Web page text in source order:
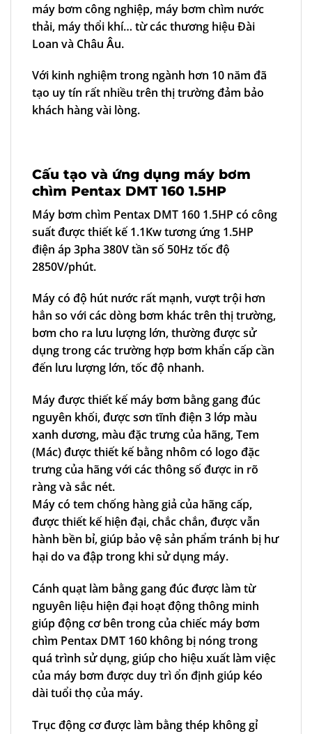
máy bơm công nghiệp, máy bơm chìm nước
thải, máy thổi khí… từ các thương hiệu Đài
Loan và Châu Âu.
Với kinh nghiệm trong ngành hơn 10 năm đã
tạo uy tín rất nhiều trên thị trường đảm bảo
khách hàng vài lòng.
Cấu tạo và ứng dụng máy bơm
chìm Pentax DMT 160 1.5HP
Máy bơm chìm Pentax DMT 160 1.5HP có công
suất được thiết kế 1.1Kw tương ứng 1.5HP
điện áp 3pha 380V tần số 50Hz tốc độ
2850V/phút.
Máy có độ hút nước rất mạnh, vượt trội hơn
hẳn so với các dòng bơm khác trên thị trường,
bơm cho ra lưu lượng lớn, thường được sử
dụng trong các trường hợp bơm khẩn cấp cần
đến lưu lượng lớn, tốc độ nhanh.
Máy được thiết kế máy bơm bằng gang đúc
nguyên khối, được sơn tĩnh điện 3 lớp màu
xanh dương, màu đặc trưng của hãng, Tem
(Mác) được thiết kế bằng nhôm có logo đặc
trưng của hãng với các thông số được in rõ
ràng và sắc nét.
Máy có tem chống hàng giả của hãng cấp,
được thiết kế hiện đại, chắc chắn, được vẫn
hành bền bỉ, giúp bảo vệ sản phẩm tránh bị hư
hại do va đập trong khi sử dụng máy.
Cánh quạt làm bằng gang đúc được làm từ
nguyên liệu hiện đại hoạt động thông minh
giúp động cơ bên trong của chiếc máy bơm
chìm Pentax DMT 160 không bị nóng trong
quá trình sử dụng, giúp cho hiệu xuất làm việc
của máy bơm được duy trì ổn định giúp kéo
dài tuổi thọ của máy.
Trục động cơ được làm bằng thép không gỉ